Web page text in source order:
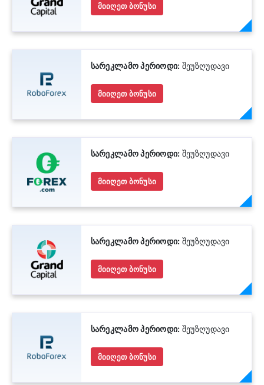
მიიღეთ ბონუსი
სარეკლამო პერიოდი: შეუზღუდავი
მიიღეთ ბონუსი
სარეკლამო პერიოდი: შეუზღუდავი
მიიღეთ ბონუსი
სარეკლამო პერიოდი: შეუზღუდავი
მიიღეთ ბონუსი
სარეკლამო პერიოდი: შეუზღუდავი
მიიღეთ ბონუსი